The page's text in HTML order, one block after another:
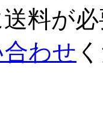
料が
わせ